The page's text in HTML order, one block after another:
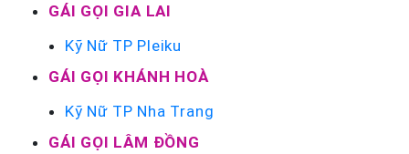
GÁI GỌI GIA LAI
Kỹ Nữ TP Pleiku
GÁI GỌI KHÁNH HOÀ
Kỹ Nữ TP Nha Trang
GÁI GỌI LÂM ĐỒNG